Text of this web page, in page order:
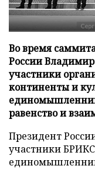
Во время
России
участники
континенты и
равенство и
Президент
участники